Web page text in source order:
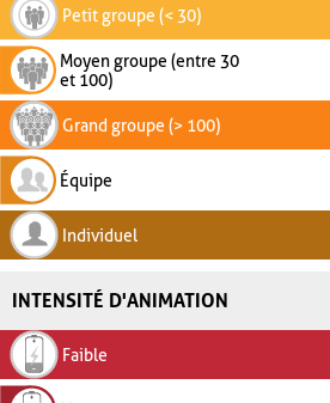
Petit groupe (< 30)
Moyen groupe (entre 30
et 100)
Grand groupe (> 100)
Équipe
Individuel
INTENSITÉ D'ANIMATION
Faible